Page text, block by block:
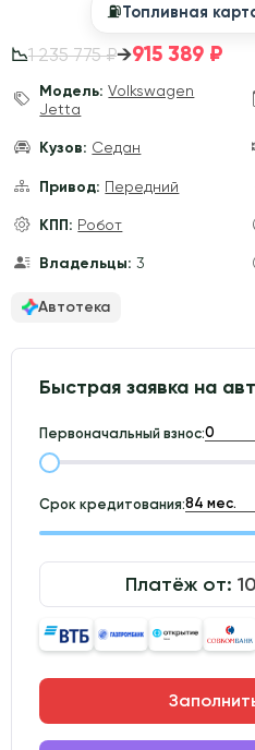
⛽️Топливная
📉1 235 775 ₽→915 389 ₽
Модель: Volkswagen
Jetta
Кузов: Седан
Привод: Передний
КПП: Робот
Владельцы: 3
Автотека
Быстрая заявка на
Первоначальный взнос:
Срок кредитования:
Платёж от: